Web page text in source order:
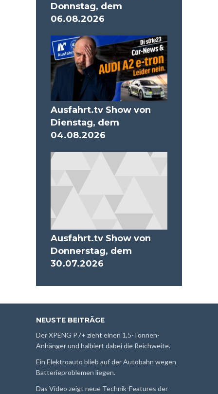
Donnstag, dem
06.08.2026
Ausfahrt.tv Show von
Dienstag, dem
04.08.2026
Ausfahrt.tv Show von
Donnerstag, dem
30.07.2026
NEUSTE BEITRÄGE
Der XPENG P7+ zieht einen 1,5-Tonnen-
Anhänger und halbiert dabei die Reichweite.
Ein Elektroauto blieb auf der Autobahn wegen
Batterieproblemen liegen.
Das Video zeigt neue Technik-Features der